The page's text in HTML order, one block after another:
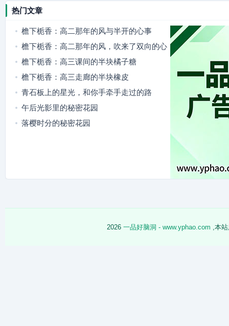
热门文章
檐下栀香：高二那年的风与半开的心事
檐下栀香：高二那年的风，吹来了双向的心
动
檐下栀香：高三课间的半块橘子糖
檐下栀香：高三走廊的半块橡皮
青石板上的星光，和你手牵手走过的路
午后光影里的秘密花园
落樱时分的秘密花园
2026 一品好脑洞 - www.yphao.com ,本